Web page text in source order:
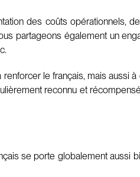
des coûts opérationnels,
partageons également un
le français, mais aussi
reconnu et
se porte globalement aussi